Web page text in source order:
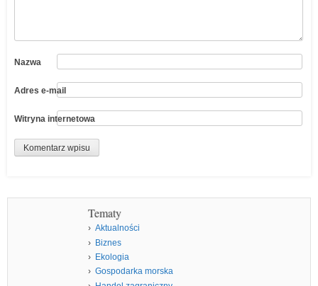
Nazwa
Adres e-mail
Witryna internetowa
Tematy
Aktualności
Biznes
Ekologia
Gospodarka morska